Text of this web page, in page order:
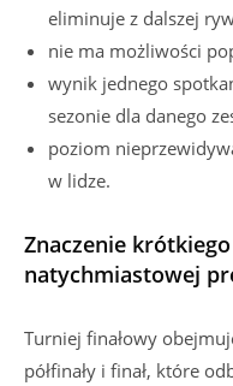
eliminuje z dalszej
nie ma możliwości
wynik jednego
sezonie dla danego
poziom
w lidze.
Znaczenie
natychmiastowej
Turniej finałowy
półfinały i finał, które